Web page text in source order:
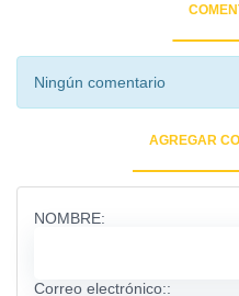
Ningún comentario
AGREGAR
NOMBRE:
Correo electrónico::